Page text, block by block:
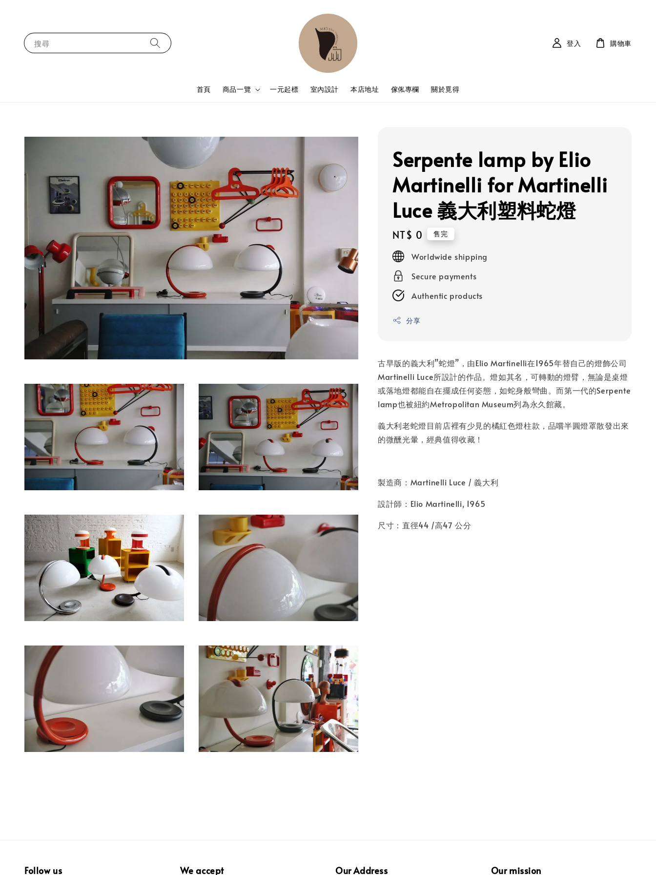
搜尋
首頁 商品一覽 一元起標 室內設計 本店地址 傢俬專欄 關於覓得
登入 購物車
Serpente lamp by Elio
Martinelli for Martinelli
Luce 義大利塑料蛇燈
Regular
price
NT$ 0 售完
Worldwide shipping
Secure payments
Authentic products
分享
古早版的義大利”蛇燈”，由Elio Martinelli在1965年替自己的燈飾公司
Martinelli Luce所設計的作品。燈如其名，可轉動的燈臂，無論是桌燈
或落地燈都能自在擺成任何姿態，如蛇身般彎曲。而第一代的Serpente
lamp也被紐約Metropolitan Museum列為永久館藏。
義大利老蛇燈目前店裡有少見的橘紅色燈柱款，品嚐半圓燈罩散發出來
的微醺光暈，經典值得收藏！
製造商：Martinelli Luce / 義大利
設計師：Elio Martinelli, 1965
尺寸：直徑44 /高47 公分
Follow us We accept Our Address Our mission